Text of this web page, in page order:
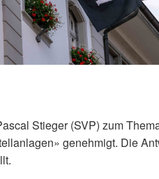
Stieger (SVP) zum
genehmigt. Die